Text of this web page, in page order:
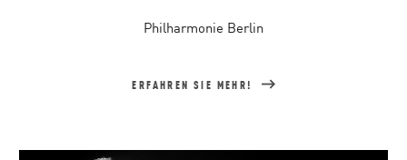
Philharmonie Berlin
ERFAHREN SIE MEHR!